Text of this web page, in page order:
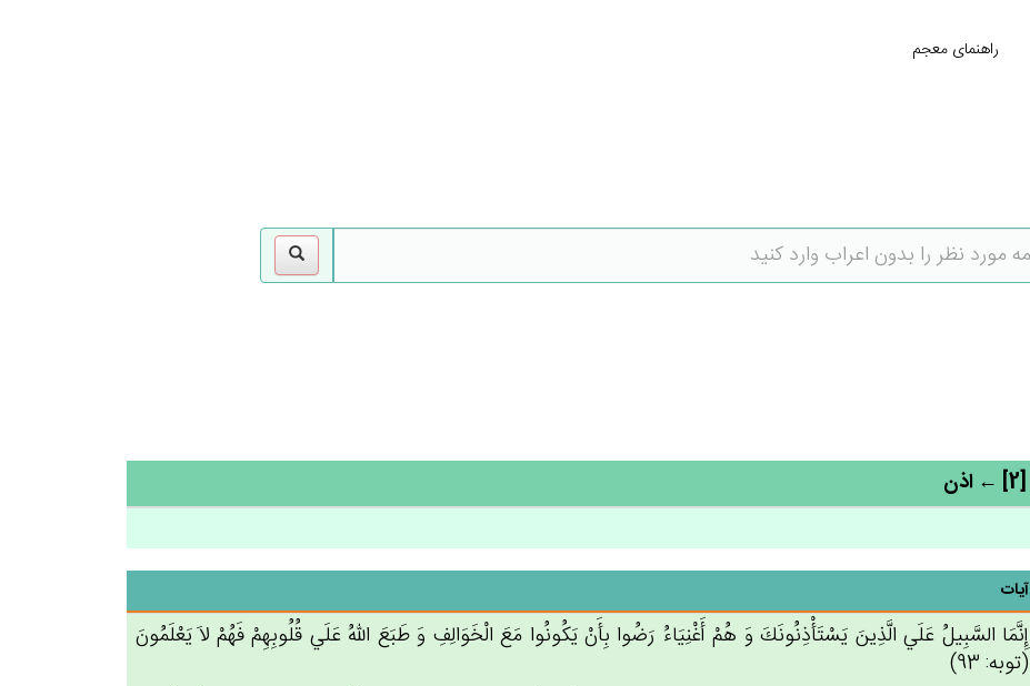
راهنمای معجم
آیات
إِنَّمَا السَّبِيل‌ُ عَلَي‌ الَّذِين‌َ يَسْتَأْذِنُونَك‌َ وَ هُم‌ْ أَغْنِيَاءُ رَضُوا بِأَنْ‌ يَكُونُوا مَع‌َ الْخَوَالِف‌ِ وَ طَبَع‌َ الله‌ُ عَلَي‌ قُلُوبِهِم‌ْ فَهُم‌ْ لاَ يَعْلَمُون‌َ
(توبه: 93)